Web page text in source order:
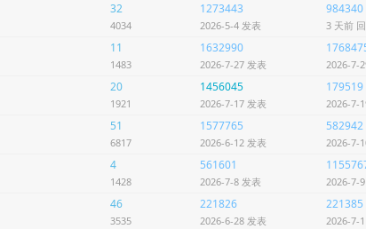
32
4034
1273443
2026-5-4 发表
984340
3 天前
11
1483
1632990
2026-7-27 发表 2026-7-
20
1921
1456045
2026-7-17 发表
179519
2026-7-
51
6817
1577765
2026-6-12 发表
582942
2026-7-
4
1428
561601
2026-7-8 发表 2026-7-
46
3535
221826
2026-6-28 发表
221385
2026-7-